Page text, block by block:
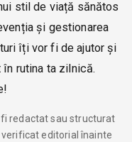
stil de viață sănătos
și gestionarea
îți vor fi de ajutor și
rutina ta zilnică.
redactat sau structurat
editorial înainte